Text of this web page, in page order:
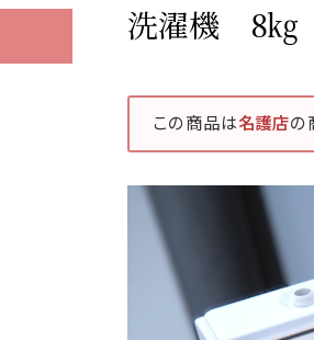
洗濯機 8㎏
この商品は名護店の